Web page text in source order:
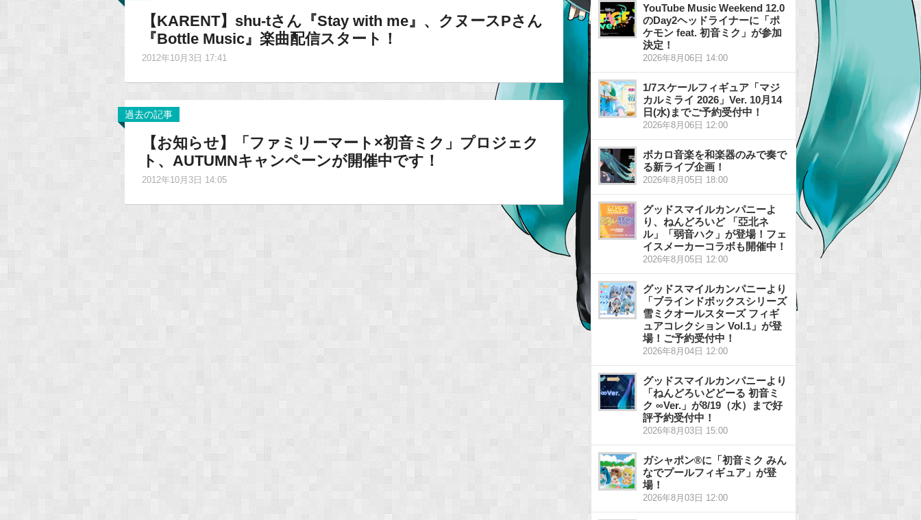
【KARENT】shu-tさん『Stay with me』、クヌースPさん
『Bottle Music』楽曲配信スタート！
2012年10月3日 17:41
過去の記事
【お知らせ】「ファミリーマート×初音ミク」プロジェク
ト、AUTUMNキャンペーンが開催中です！
2012年10月3日 14:05
YouTube Music Weekend 12.0
のDay2ヘッドライナーに「ポ
ケモン feat. 初音ミク」が参加
決定！
2026年8月06日 14:00
1/7スケールフィギュア「マジ
カルミライ 2026」Ver. 10月14
日(水)までご予約受付中！
2026年8月06日 12:00
ボカロ音楽を和楽器のみで奏で
る新ライブ企画！
2026年8月05日 18:00
グッドスマイルカンパニーよ
り、ねんどろいど 「亞北ネ
ル」「弱音ハク」が登場！フェ
イスメーカーコラボも開催中！
2026年8月05日 12:00
グッドスマイルカンパニーより
「ブラインドボックスシリーズ
雪ミクオールスターズ フィギ
ュアコレクション Vol.1」が登
場！ご予約受付中！
2026年8月04日 12:00
グッドスマイルカンパニーより
「ねんどろいどどーる 初音ミ
ク ∞Ver.」が8/19（水）まで好
評予約受付中！
2026年8月03日 15:00
ガシャポン®に「初音ミク みん
なでプールフィギュア」が登
場！
2026年8月03日 12:00